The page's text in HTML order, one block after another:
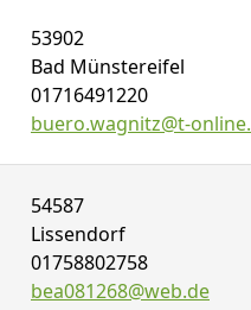
53902
Bad Münstereifel
01716491220
buero.wagnitz@t-
54587
Lissendorf
01758802758
bea081268@web.de